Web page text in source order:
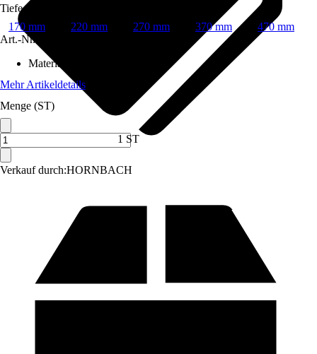
Verkauf durch:HORNBACH
Tiefe
170 mm
220 mm 270 mm 370 mm
470 mm
Art.-Nr.
Material
Mehr Artikeldetails
Menge (ST)
1 ST